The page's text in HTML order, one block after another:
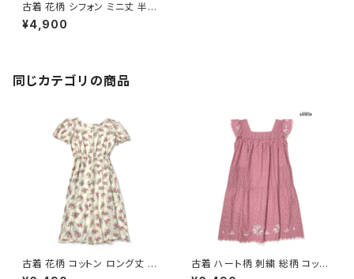
古着 花柄 シフォン ミニ丈 半袖
ワンピース 赤 紺 (otu250423
1)
¥4,900
同じカテゴリの商品
古着 花柄 コットン ロング丈 半
袖 ワンピース ベージュ (oa26
古着 ハート柄 刺繍 総柄 コット
ン ロング丈 半袖 ワンピース ピ